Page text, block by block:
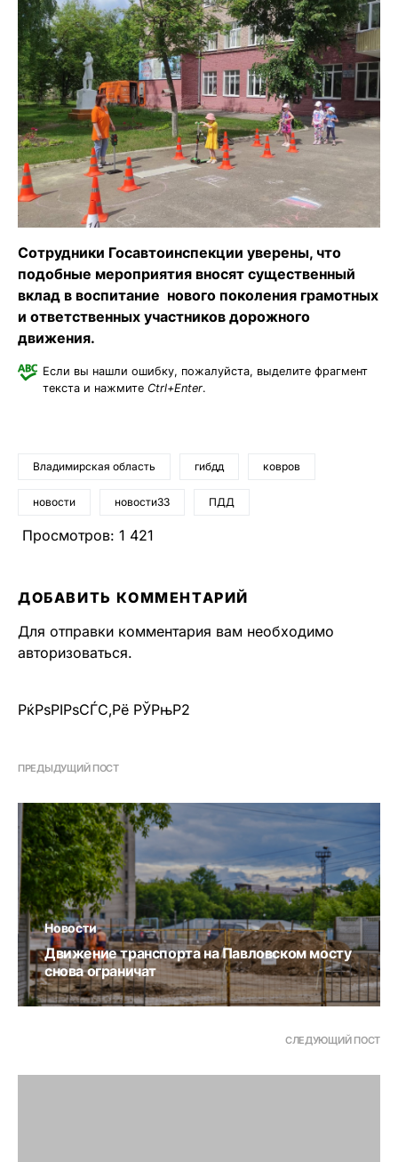
Сотрудники Госавтоинспекции уверены, что
подобные мероприятия вносят существенный
вклад в воспитание нового поколения грамотных
и ответственных участников дорожного
движения.
Если вы нашли ошибку, пожалуйста, выделите фрагмент
текста и нажмите Ctrl+Enter.
Владимирская область гибдд ковров
новости новости33 ПДД
Просмотров: 1 421
ДОБАВИТЬ КОММЕНТАРИЙ
Для отправки комментария вам необходимо
авторизоваться.
РќРѕРІРѕСЃС‚Рё РЎРњР2
ПРЕДЫДУЩИЙ ПОСТ
Новости
Движение транспорта на Павловском мосту
снова ограничат
СЛЕДУЮЩИЙ ПОСТ